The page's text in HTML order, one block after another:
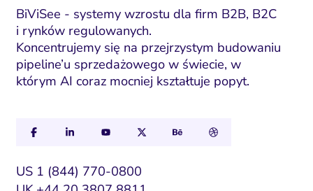
BiViSee - systemy wzrostu dla firm B2B, B2C
i rynków regulowanych.
Koncentrujemy się na przejrzystym budowaniu
pipeline’u sprzedażowego w świecie, w
którym AI coraz mocniej kształtuje popyt.
US 1 (844) 770-0800